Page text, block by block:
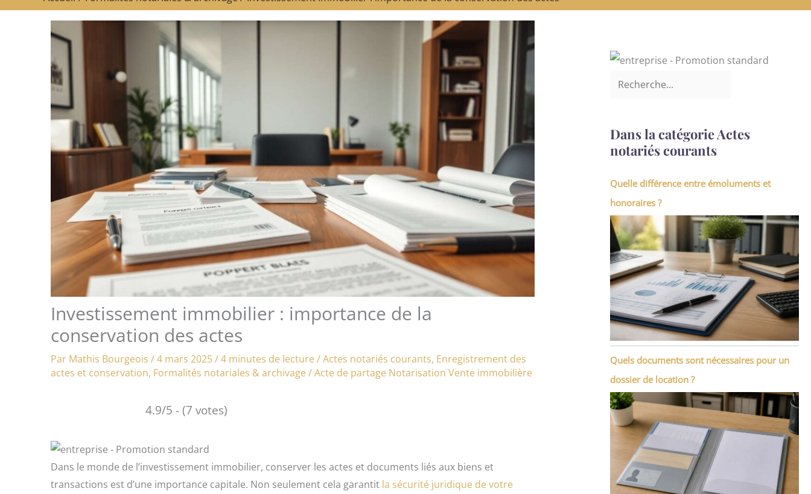
Investissement immobilier : importance de la
conservation des actes
Par Mathis Bourgeois /4 mars 2025/4 minutes de lecture/Actes notariés courants, Enregistrement des
actes et conservation, Formalités notariales & archivage/Acte de partage Notarisation Vente immobilière
4.9/5 - (7 votes)
Dans le monde de l’investissement immobilier, conserver les actes et documents liés aux biens et
transactions est d’une importance capitale. Non seulement cela garantit la sécurité juridique de votre
Dans la catégorie Actes
notariés courants
Quelle différence entre émoluments et
honoraires ?
Quels documents sont nécessaires pour un
dossier de location ?